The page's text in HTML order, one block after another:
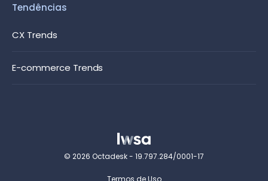
Tendências
CX Trends
E-commerce Trends
© 2026 Octadesk - 19.797.284/0001-17
Termos de Uso